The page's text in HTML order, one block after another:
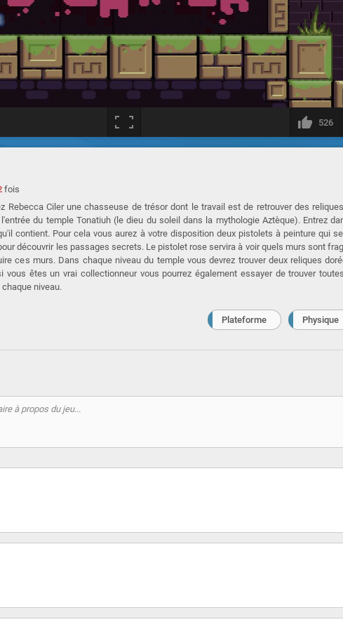
526
fois
Rebecca Ciler une chasseuse de trésor dont le travail est de retrouver des
du temple Tonatiuh (le dieu du soleil dans la mythologie Aztèque). Entrez
contient. Pour cela vous aurez à votre disposition deux pistolets à peinture qui
découvrir les passages secrets. Le pistolet rose servira à voir quels murs sont
ces murs. Dans chaque niveau du temple vous devrez trouver deux reliques
êtes un vrai collectionneur vous pourrez également essayer de trouver
niveau.
Plateforme Physique